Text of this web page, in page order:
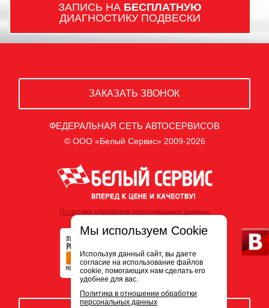
ЗАПИСЬ НА БЕСПЛАТНУЮ
ДИАГНОСТИКУ ПОДВЕСКИ
ЗАКАЗАТЬ ЗВОНОК
ФЕДЕРАЛЬНАЯ СЕТЬ АВТОСЕРВИСОВ
© ООО «Белый Сервис» 2009-2026
Политика обработки персональных данных
Мы используем Cookie
Используя данный сайт, вы даете
согласие на использование файлов
cookie, помогающих нам сделать его
удобнее для вас.
Политика в отношении обработки
персональных данных